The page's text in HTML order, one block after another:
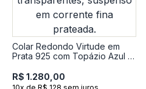
Colar Redondo Virtude em
Prata 925 com Topázio Azul e
R$ 1.280,00